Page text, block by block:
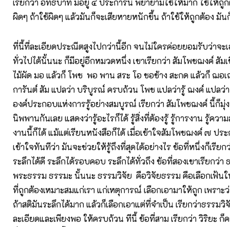
เรียกว่า อิทธิบาท มีอยู่ ๔ ประการนี้ พยายามใช้ให้มาก ใช้ให้ถู
ผิดๆ ถ้าใช้ผิดๆ แล้วมันก็จะเสียหายหนักขึ้น ถ้าใช้ให้ถูกต้อง มัน
ที่นี้ที่ละเอียดประณีตสูงไปกว่านี้อีก จนไม่ใครค่อยยอมรับว่าจะ
ทั่วไปได้นั้นนะ ก็มีอยู่อีกหมวดหนึ่ง เขาเรียกว่า สัมโพชฌงค์ สัมเ
ไม้ผัด มอ แล้วก็ โพช พอ พาน สระ โอ ชอช้าง สะกด แล้วก็ ฌอ
การันต์ สัม แปลว่า บริบูรณ์ ครบถ้วน โพช แปลว่ารู้ ฌงค์ แปลว่
องค์ประกอบแห่งการรู้อย่างสมบูรณ์ เรียกว่า สัมโพชฌงค์ นี้ก็มุ่
นิพพานกันเลย แสดงว่ารู้อะไรก็ได้ รู้สิ่งที่ต้องรู้ รู้การงาน รู้ความ
งานนี้ก็ได้ แม้แต่เรียนหนังสือก็ได้ เมื่อเข้าใจสัมโพชฌงค์ ๗ ปร
เข้าใจทันทีว่า มันจะช่วยให้รู้ถึงที่สุดได้อย่างไร ข้อที่หนึ่งก็เรียก
ระลึกได้ดี ระลึกได้รอบคอบ ระลึกได้ทั่วถึง ข้อที่สองเขาเรียกว่า
พระธรรม ธรรมะ นั้นนะ ธรรมวิจัย คือวิจัยธรรม คือเลือกเฟ้น
ที่ถูกต้องเหมาะสมแก่เรา แก่เหตุการณ์ เลือกเอามาให้ถูก เพรา
ถ้าสติมันระลึกได้มาก แล้วก็เลือกเอาแต่ที่จำเป็น เรียกว่าธรรมวิ
ละเอียดและเพียงพอ ให้ครบถ้วน ทีนี้ ข้อที่สาม เรียกว่า วิริยะ ก็